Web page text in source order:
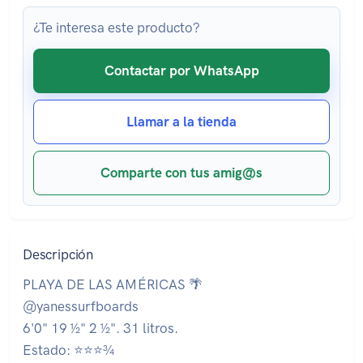
¿Te interesa este producto?
Contactar por WhatsApp
Llamar a la tienda
Comparte con tus amig@s
Descripción
PLAYA DE LAS AMÉRICAS 🌴
@yanessurfboards
6'0" 19 ½" 2 ½". 31 litros.
Estado: ⭐⭐⭐¾